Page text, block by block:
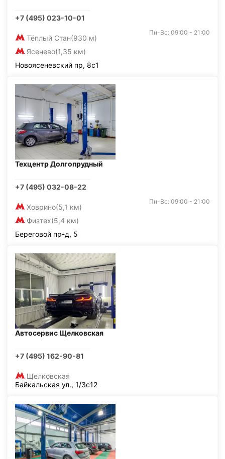
+7 (495) 023-10-01
Тёплый Стан(930 м)
Ясенево(1,35 км)
Пн-Вс: 09:00 - 21:00
Новоясеневский пр, 8с1
Техцентр Долгопрудный
+7 (495) 032-08-22
Ховрино(5,1 км)
Физтех(5,4 км)
Пн-Вс: 09:00 - 21:00
Береговой пр-д, 5
Автосервис Щелковская
+7 (495) 162-90-81
Щелковская
Байкальская ул., 1/3с12